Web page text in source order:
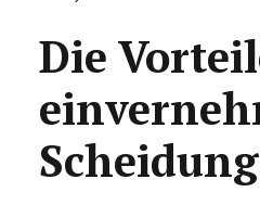
Die
Scheidung